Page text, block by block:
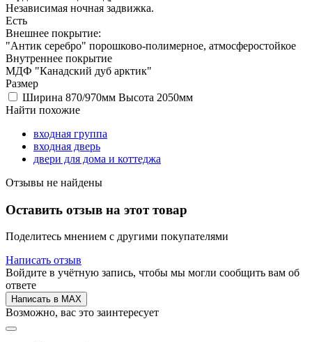
Независимая ночная задвижка.
Есть
Внешнее покрытие:
"Антик серебро" порошково-полимерное, атмосферостойкое
Внутреннее покрытие
МДФ "Канадский дуб арктик"
Размер
Ширина 870/970мм Высота 2050мм
Найти похожие
входная группа
входная дверь
двери для дома и коттеджа
Отзывы не найдены
Оставить отзыв на этот товар
Поделитесь мнением с другими покупателями
Написать отзыв
Войдите в учётную запись, чтобы мы могли сообщить вам об
ответе
Написать в MAX
Возможно, вас это заинтересует